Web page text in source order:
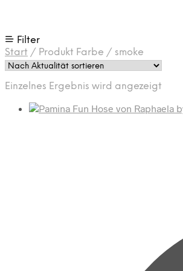
Filter
Start / Produkt Farbe / smoke
Einzelnes Ergebnis wird angezeigt